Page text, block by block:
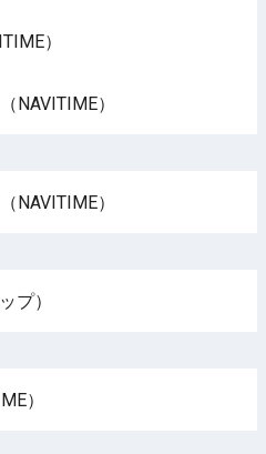
）
NAVITIME）
NAVITIME）
プ）
）